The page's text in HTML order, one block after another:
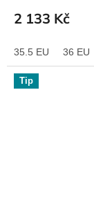
2 133 Kč
35.5 EU 36 EU
Tip